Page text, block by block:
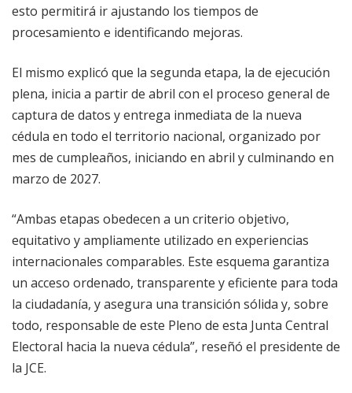
esto permitirá ir ajustando los tiempos de
procesamiento e identificando mejoras.
El mismo explicó que la segunda etapa, la de ejecución
plena, inicia a partir de abril con el proceso general de
captura de datos y entrega inmediata de la nueva
cédula en todo el territorio nacional, organizado por
mes de cumpleaños, iniciando en abril y culminando en
marzo de 2027.
“Ambas etapas obedecen a un criterio objetivo,
equitativo y ampliamente utilizado en experiencias
internacionales comparables. Este esquema garantiza
un acceso ordenado, transparente y eficiente para toda
la ciudadanía, y asegura una transición sólida y, sobre
todo, responsable de este Pleno de esta Junta Central
Electoral hacia la nueva cédula”, reseñó el presidente de
la JCE.